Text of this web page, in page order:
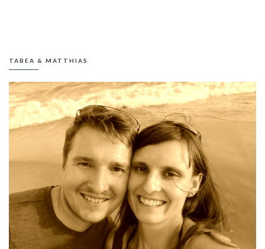
TABEA & MATTHIAS